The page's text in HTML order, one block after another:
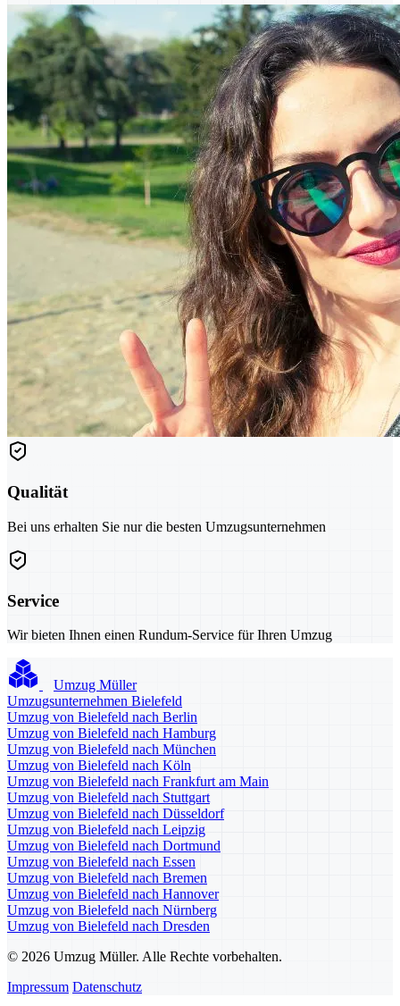
Qualität
Bei uns erhalten Sie nur die besten Umzugsunternehmen
Service
Wir bieten Ihnen einen Rundum-Service für Ihren Umzug
Umzug Müller
Umzugsunternehmen Bielefeld
Umzug von Bielefeld nach Berlin
Umzug von Bielefeld nach Hamburg
Umzug von Bielefeld nach München
Umzug von Bielefeld nach Köln
Umzug von Bielefeld nach Frankfurt am Main
Umzug von Bielefeld nach Stuttgart
Umzug von Bielefeld nach Düsseldorf
Umzug von Bielefeld nach Leipzig
Umzug von Bielefeld nach Dortmund
Umzug von Bielefeld nach Essen
Umzug von Bielefeld nach Bremen
Umzug von Bielefeld nach Hannover
Umzug von Bielefeld nach Nürnberg
Umzug von Bielefeld nach Dresden
© 2026 Umzug Müller. Alle Rechte vorbehalten.
Impressum Datenschutz